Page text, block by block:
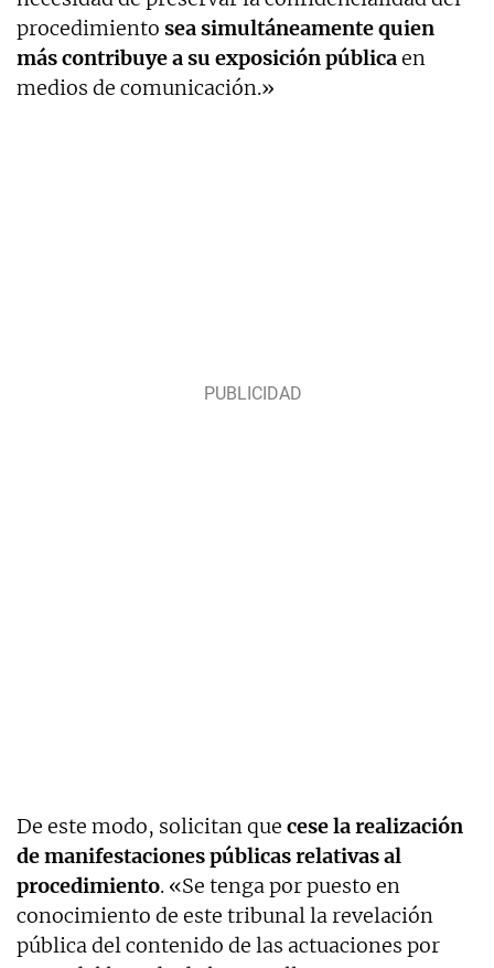
procedimiento sea simultáneamente quien
más contribuye a su exposición públicaen
medios de comunicación.»
De este modo, solicitan que cese la realización
de manifestaciones públicas relativas al
procedimiento. «Se tenga por puesto en
conocimiento de este tribunal la revelación
pública del contenido de las actuaciones por